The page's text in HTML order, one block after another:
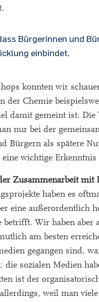
Bürgerinnen und
einbindet.
konnten wir
Chemie
damit gemeint ist.
nur bei der
Bürgern als spätere
wichtige
Zusammenarbeit mit
haben es
eine außerordentlich
Wir haben
am besten
gegangen sind,
die sozialen Medien
ist der
weil man